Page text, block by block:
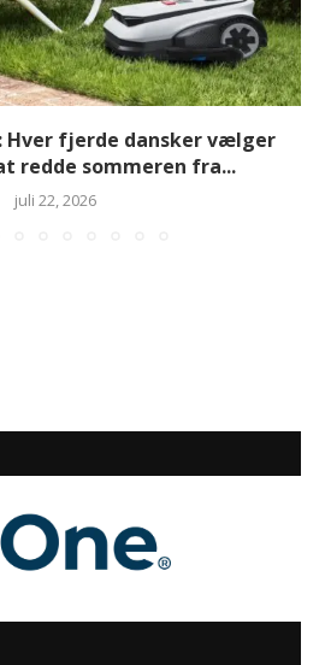
Hver fjerde dansker vælger
redde sommeren fra...
juli 22, 2026